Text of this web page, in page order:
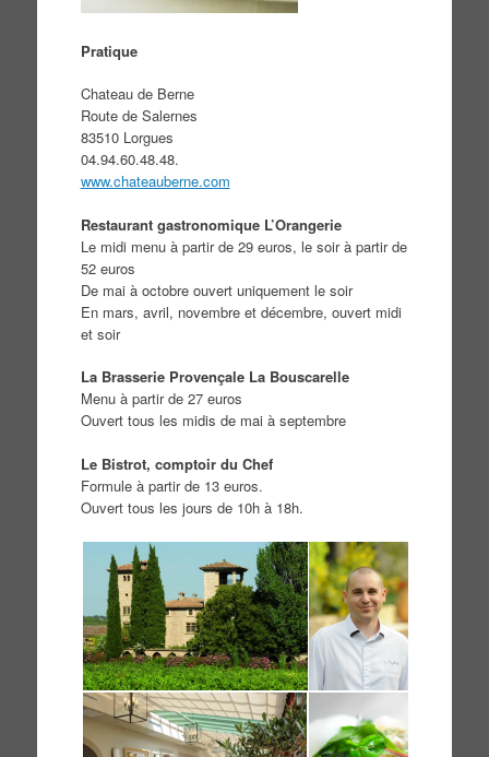
Pratique
Chateau de Berne
Route de Salernes
83510 Lorgues
04.94.60.48.48.
www.chateauberne.com
Restaurant gastronomique L’Orangerie
Le midi menu à partir de 29 euros, le soir à partir de
52 euros
De mai à octobre ouvert uniquement le soir
En mars, avril, novembre et décembre, ouvert midi
et soir
La Brasserie Provençale La Bouscarelle
Menu à partir de 27 euros
Ouvert tous les midis de mai à septembre
Le Bistrot, comptoir du Chef
Formule à partir de 13 euros.
Ouvert tous les jours de 10h à 18h.